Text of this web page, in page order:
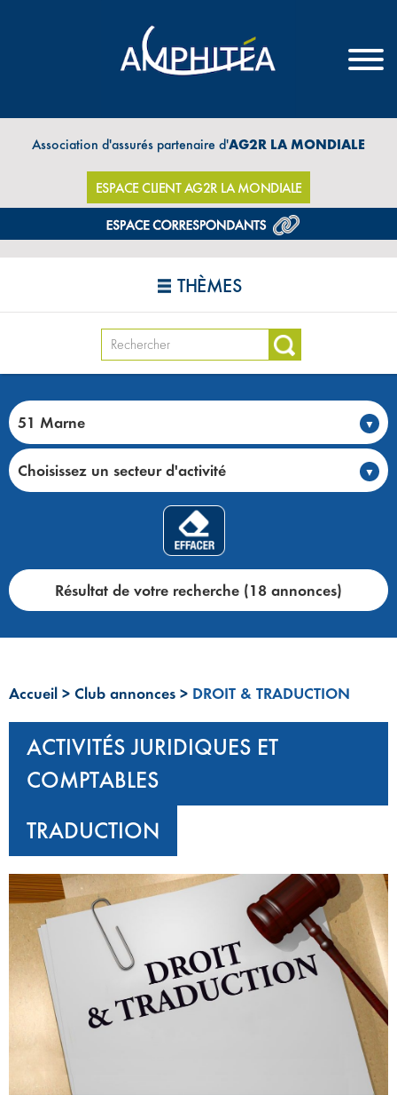
Association d'assurés partenaire d'AG2R LA MONDIALE
ESPACE CLIENT AG2R LA MONDIALE
THÈMES
51 Marne
Choisissez un secteur d'activité
Résultat de votre recherche (18 annonces)
Accueil > Club annonces > DROIT & TRADUCTION
ACTIVITÉS JURIDIQUES ET
COMPTABLES
TRADUCTION